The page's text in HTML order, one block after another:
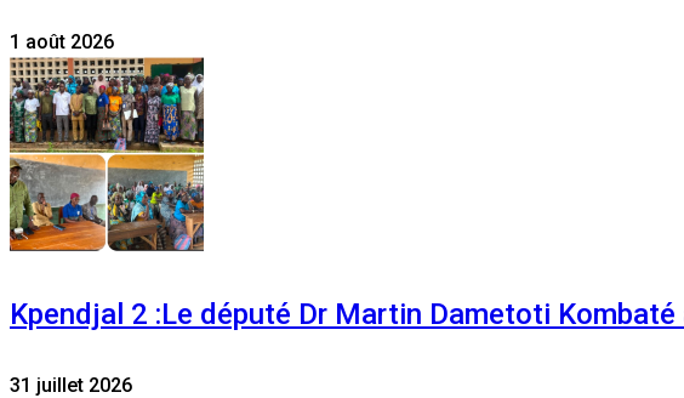
1 août 2026
Kpendjal 2 :Le député Dr Martin Dametoti
31 juillet 2026